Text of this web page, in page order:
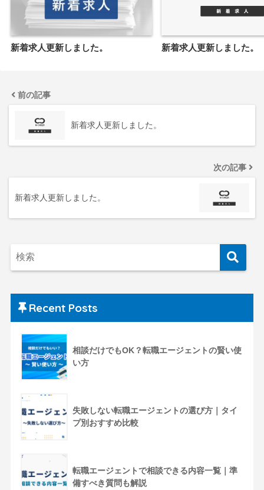
新着求人更新しました。 新着求人更新しました。
前の記事
新着求人更新しました。
次の記事
新着求人更新しました。
Recent Posts
相談だけでもOK？転職エージェントの賢い使
い方
失敗しない転職エージェントの選び方｜タイ
プ別おすすめ比較
転職エージェントで相談できる内容一覧｜準
備すべき質問も解説